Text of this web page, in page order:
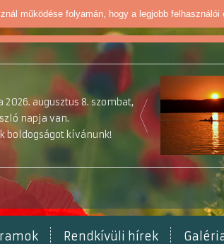
működése folyamán, hogy a legjobb
2026. augusztus 8. szombat,
napja van.
boldogságot kívánunk!
Rendkívüli hírek